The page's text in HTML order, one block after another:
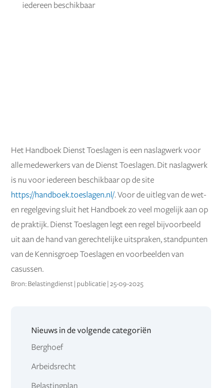
iedereen beschikbaar
Het Handboek Dienst Toeslagen is een naslagwerk voor
alle medewerkers van de Dienst Toeslagen. Dit naslagwerk
is nu voor iedereen beschikbaar op de site
https://handboek.toeslagen.nl/. Voor de uitleg van de wet-
en regelgeving sluit het Handboek zo veel mogelijk aan op
de praktijk. Dienst Toeslagen legt een regel bijvoorbeeld
uit aan de hand van gerechtelijke uitspraken, standpunten
van de Kennisgroep Toeslagen en voorbeelden van
casussen.
Bron: Belastingdienst | publicatie | 25-09-2025
Nieuws in de volgende categoriën
Berghoef
Arbeidsrecht
Belastingplan